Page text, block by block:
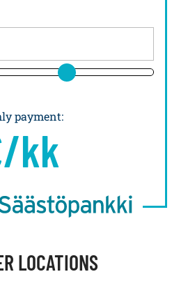
payment:
kk
LOCATIONS